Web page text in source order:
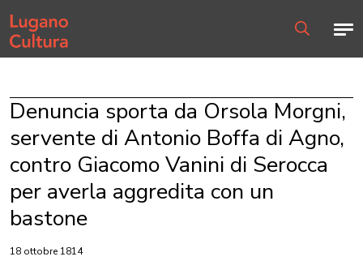
Home page
Denuncia sporta da Orsola Morgni,
servente di Antonio Boffa di Agno,
contro Giacomo Vanini di Serocca
per averla aggredita con un
bastone
18 ottobre 1814